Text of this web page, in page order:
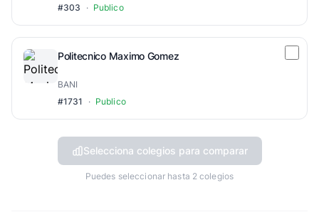
#303
· Publico
Politecnico Maximo Gomez
BANI
#1731
· Publico
Selecciona colegios para comparar
Puedes seleccionar hasta 2 colegios